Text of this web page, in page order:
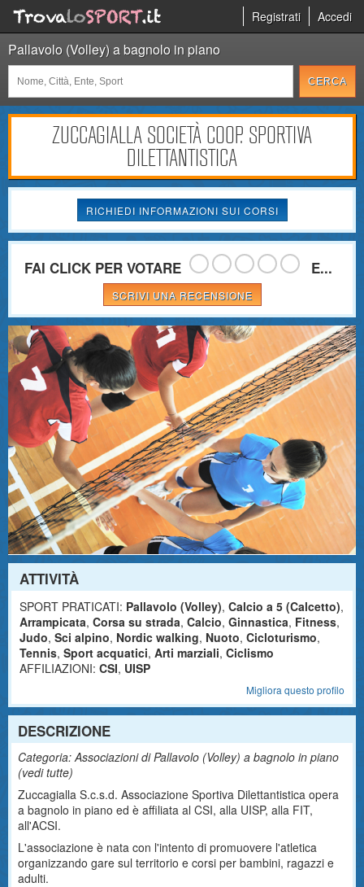
Registrati Accedi
Pallavolo (Volley) a bagnolo in piano
ZUCCAGIALLA SOCIETÀ COOP. SPORTIVA
DILETTANTISTICA
RICHIEDI INFORMAZIONI SUI CORSI
FAI CLICK PER VOTARE E...
SCRIVI UNA RECENSIONE
ATTIVITÀ
SPORT PRATICATI: Pallavolo (Volley), Calcio a 5 (Calcetto),
Arrampicata, Corsa su strada, Calcio, Ginnastica, Fitness,
Judo, Sci alpino, Nordic walking, Nuoto, Cicloturismo,
Tennis, Sport acquatici, Arti marziali, Ciclismo
AFFILIAZIONI: CSI, UISP
Migliora questo profilo
DESCRIZIONE
Categoria: Associazioni di Pallavolo (Volley) a bagnolo in piano
(vedi tutte)
Zuccagialla S.c.s.d. Associazione Sportiva Dilettantistica opera
a bagnolo in piano ed è affiliata al CSI, alla UISP, alla FIT,
all'ACSI.
L'associazione è nata con l'intento di promuovere l'atletica
organizzando gare sul territorio e corsi per bambini, ragazzi e
adulti.